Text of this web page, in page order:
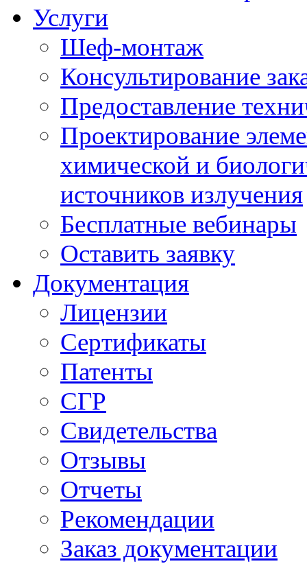
Услуги
Шеф-монтаж
Консультирование
Предоставление
Проектирование
химической и
источников излучения
Бесплатные вебинары
Оставить заявку
Документация
Лицензии
Сертификаты
Патенты
СГР
Свидетельства
Отзывы
Отчеты
Рекомендации
Заказ документации